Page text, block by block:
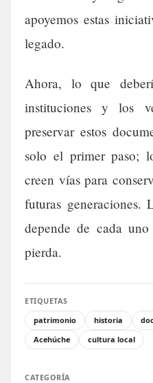
apoyemos estas
legado.
Ahora, lo que
instituciones y los
preservar estos
solo el primer paso;
creen vías para
futuras generaciones.
depende de cada
pierda.
ETIQUETAS
patrimonio
historia
Acehúche
cultura local
CATEGORÍA